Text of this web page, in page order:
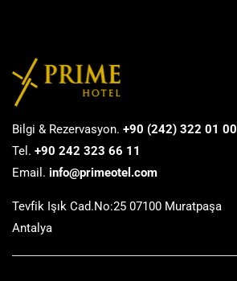
Bilgi & Rezervasyon. +90 (242) 322 01 00
Tel. +90 242 323 66 11
Email. info@primeotel.com
Tevfik Işık Cad.No:25 07100 Muratpaşa
Antalya